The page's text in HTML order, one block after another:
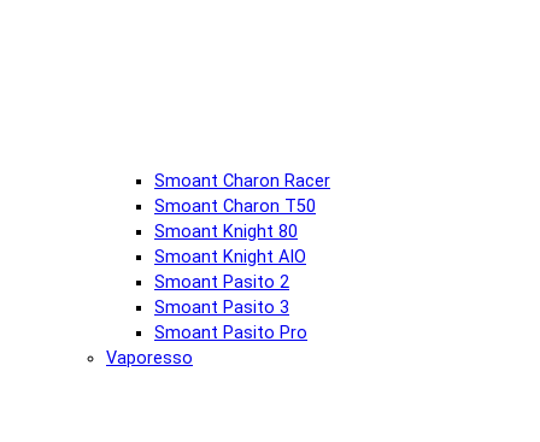
Smoant Charon Racer
Smoant Charon T50
Smoant Knight 80
Smoant Knight AIO
Smoant Pasito 2
Smoant Pasito 3
Smoant Pasito Pro
Vaporesso